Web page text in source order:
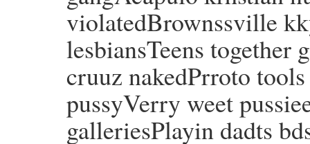
violatedBrownssville
lesbiansTeens
cruuz nakedPrroto
pussyVerry weet
galleriesPlayin dadts